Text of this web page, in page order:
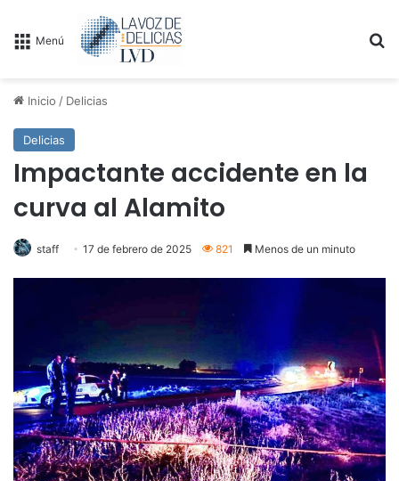
Menú
Inicio / Delicias
Delicias
Impactante accidente en la
curva al Alamito
staff 17 de febrero de 2025 821 Menos de un minuto